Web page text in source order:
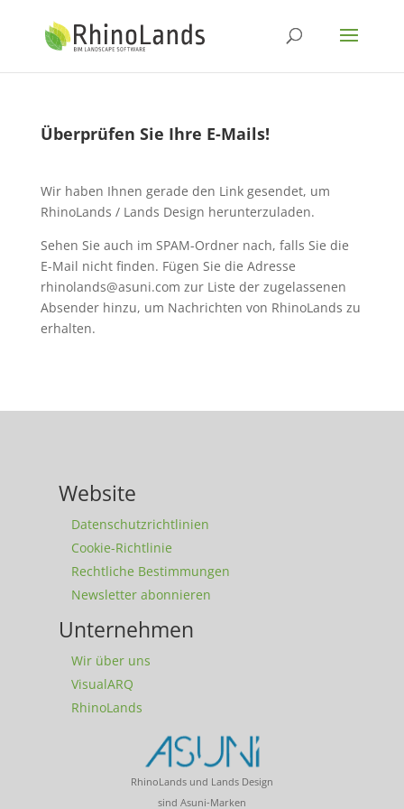
Überprüfen Sie Ihre E-Mails!
Wir haben Ihnen gerade den Link gesendet, um
RhinoLands / Lands Design herunterzuladen.
Sehen Sie auch im SPAM-Ordner nach, falls Sie die
E-Mail nicht finden. Fügen Sie die Adresse
rhinolands@asuni.com zur Liste der zugelassenen
Absender hinzu, um Nachrichten von RhinoLands zu
erhalten.
Website
Datenschutzrichtlinien
Cookie-Richtlinie
Rechtliche Bestimmungen
Newsletter abonnieren
Unternehmen
Wir über uns
VisualARQ
RhinoLands
RhinoLands und Lands Design
sind Asuni-Marken